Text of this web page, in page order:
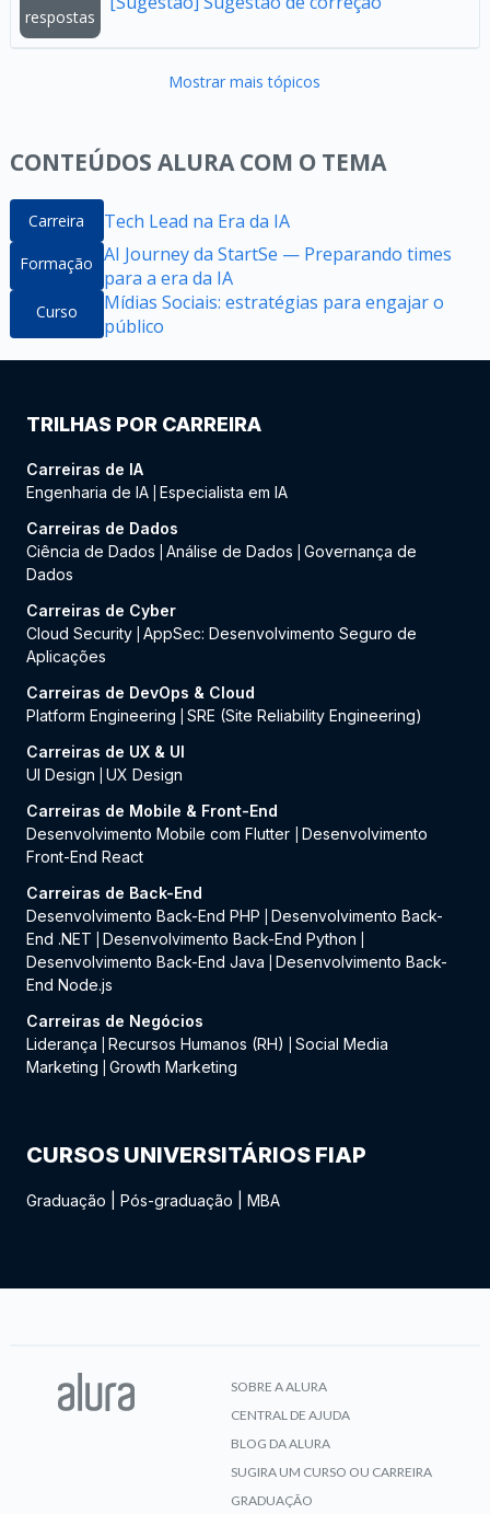
respostas
Mostrar mais tópicos
CONTEÚDOS ALURA COM O TEMA
Carreira Tech Lead na Era da IA
Formação AI Journey da StartSe — Preparando times
para a era da IA
Curso
Mídias Sociais: estratégias para engajar o
público
TRILHAS POR CARREIRA
Carreiras de IA
Engenharia de IA Especialista em IA
Carreiras de Dados
Ciência de Dados
Análise de Dados
Governança de
Dados
Carreiras de Cyber
Cloud Security AppSec: Desenvolvimento Seguro de
Aplicações
Carreiras de DevOps & Cloud
Platform Engineering
SRE (Site Reliability Engineering)
Carreiras de UX & UI
UI Design
UX Design
Carreiras de Mobile & Front-End
Desenvolvimento Mobile com Flutter
Desenvolvimento
Front-End React
Carreiras de Back-End
Desenvolvimento Back-End PHP
Desenvolvimento Back-
End .NET
Desenvolvimento Back-End Python
Desenvolvimento Back-End Java
Desenvolvimento Back-
End Node.js
Carreiras de Negócios
Liderança
Recursos Humanos (RH)
Social Media
Marketing
Growth Marketing
CURSOS UNIVERSITÁRIOS FIAP
Graduação Pós-graduação MBA
SOBRE A ALURA
CENTRAL DE AJUDA
BLOG DA ALURA
SUGIRA UM CURSO OU CARREIRA
GRADUAÇÃO